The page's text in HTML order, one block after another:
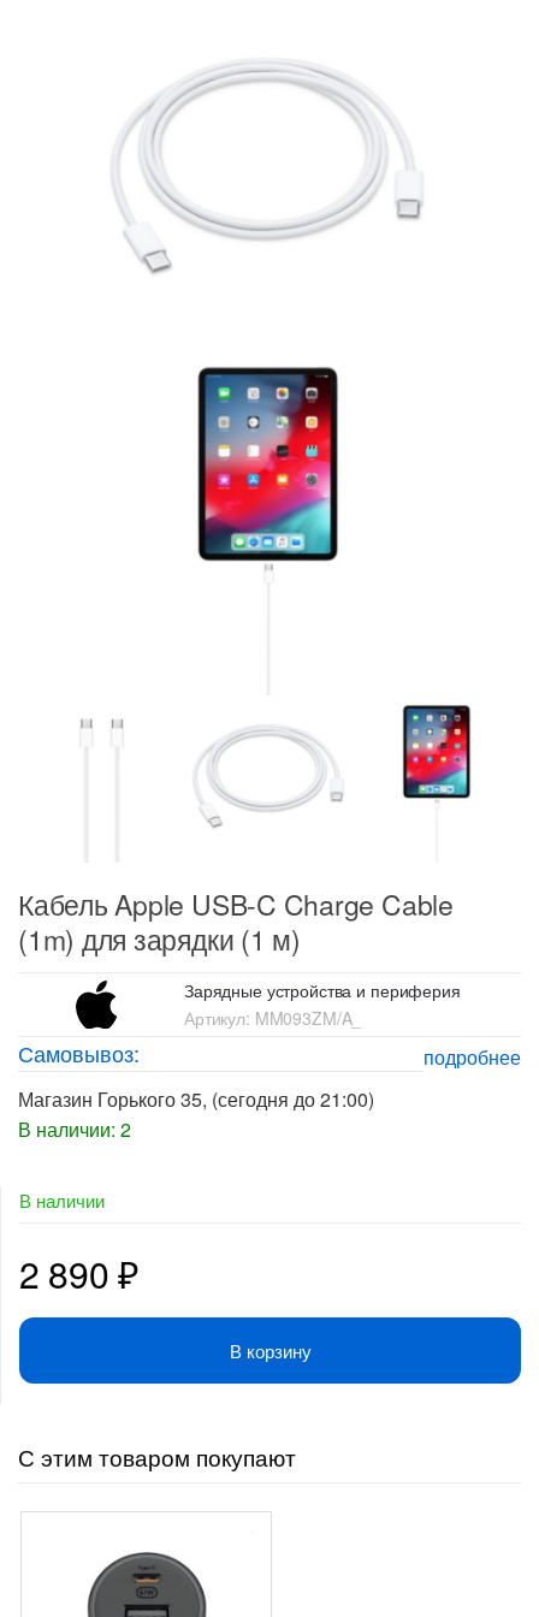
Кабель Apple USB-C Charge Cable
(1m) для зарядки (1 м)
Зарядные устройства и периферия
Артикул: MM093ZM/A_
подробнее
Самовывоз:
Магазин Горького 35, (сегодня до 21:00)
В наличии: 2
В наличии
2 890₽
В корзину
С этим товаром покупают